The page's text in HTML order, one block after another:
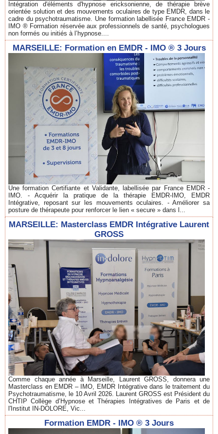
Intégration d'éléments d'hypnose ericksonienne, de thérapie brève
orientée solution et des mouvements oculaires de type EMDR, dans le
cadre du psychotraumatisme. Une formation labellisée France EMDR -
IMO ® Formation réservée aux professionnels de santé, psychologues
non formés ou initiés à l’hypnose....
MARSEILLE: Formation en EMDR - IMO ® 3 Jours
Une formation Certifiante et Validante, labellisée par France EMDR -
IMO. - Acquérir la pratique de la thérapie EMDR-IMO, EMDR
Intégrative, reposant sur les mouvements oculaires. - Améliorer sa
posture de thérapeute pour renforcer le lien « secure » dans l...
MARSEILLE: Masterclass EMDR Intégrative Laurent
GROSS
Comme chaque année à Marseille, Laurent GROSS, donnera une
Masterclass en EMDR – IMO, EMDR Intégrative dans le traitement du
Psychotraumatisme, le 10 Avril 2026. Laurent GROSS est Président du
CHTIP Collège d’Hypnose et Thérapies Intégratives de Paris et de
l'Institut IN-DOLORE, Vic...
Formation EMDR - IMO ® 3 Jours